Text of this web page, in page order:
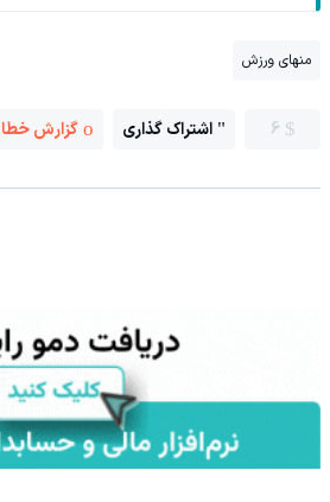
منهای ورزش
6 اشتراک گذاری گزارش خطا